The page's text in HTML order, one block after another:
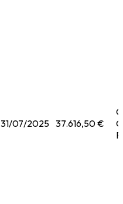
31/07/2025 37.616,50 €